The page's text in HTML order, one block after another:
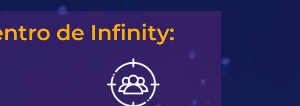
de Infinity: